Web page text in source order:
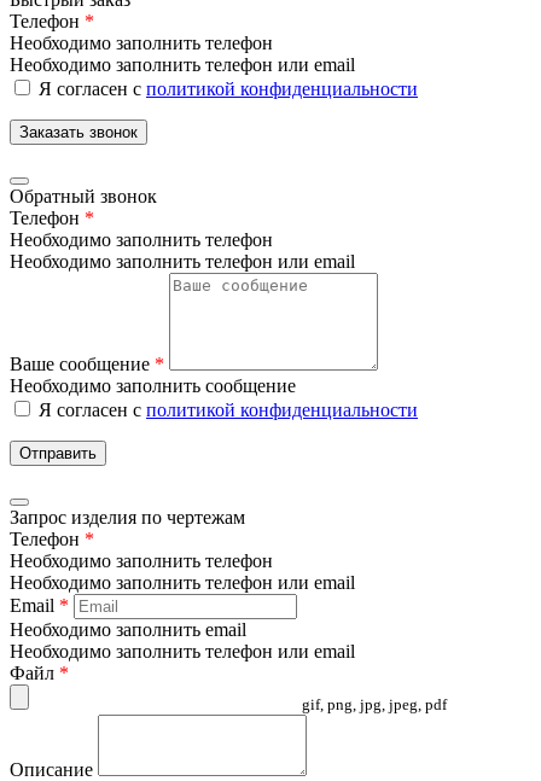
Телефон *
Необходимо заполнить телефон
Необходимо заполнить телефон или email
Я согласен с политикой конфиденциальности
Заказать звонок
Обратный звонок
Телефон *
Необходимо заполнить телефон
Необходимо заполнить телефон или email
Ваше сообщение *
Необходимо заполнить сообщение
Я согласен с политикой конфиденциальности
Отправить
Запрос изделия по чертежам
Телефон *
Необходимо заполнить телефон
Необходимо заполнить телефон или email
Email *
Необходимо заполнить email
Необходимо заполнить телефон или email
Файл *
gif, png, jpg, jpeg, pdf
Описание